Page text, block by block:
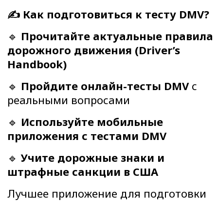
✍️ Как подготовиться к тесту DMV?
🔹 Прочитайте актуальные правила
дорожного движения (Driver’s
Handbook)
🔹 Пройдите онлайн-тесты DMV с
реальными вопросами
🔹 Используйте мобильные
приложения с тестами DMV
🔹 Учите дорожные знаки и
штрафные санкции в США
Лучшее приложение для подготовки